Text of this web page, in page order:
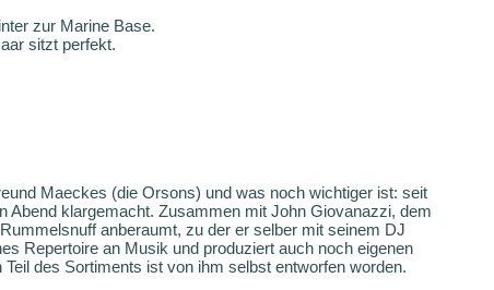
zur Marine Base.
sitzt perfekt.
Maeckes (die Orsons) und was noch wichtiger ist: seit
klargemacht. Zusammen mit John Giovanazzi, dem
anberaumt, zu der er selber mit seinem DJ
Repertoire an Musik und produziert auch noch eigenen
des Sortiments ist von ihm selbst entworfen worden.